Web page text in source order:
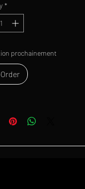
*
prochainement